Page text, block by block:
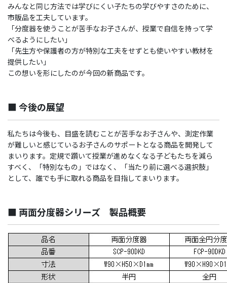
みんなと同じ方法では学びにくい子たちの学びやすさのために、
市販品を工夫しています。
「分度器を使うことが苦手なお子さんが、授業で自信を持って学
べるようにしたい」
「先生方や保護者の方が特別な工夫をせずとも使いやすい教材を
提供したい」
この想いを形にしたのが今回の新商品です。
■ 今後の展望
私たちは今後も、目盛を読むことが苦手なお子さんや、測定作業
が難しいと感じているお子さんのサポートとなる商品を開発して
まいります。定規で躓いて授業が進めなくなる子どもたちを減ら
すべく、「特別なもの」ではなく、「当たり前に選べる選択肢」
として、誰でも手に取れる商品を目指してまいります。
■ 両面分度器シリーズ 製品概要